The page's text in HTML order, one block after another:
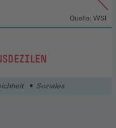
Quelle: WSI
Soziales